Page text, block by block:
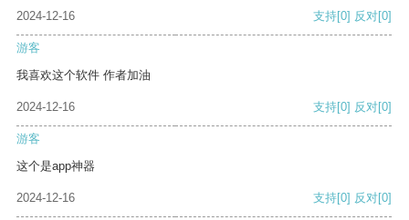
2024-12-16
支持[0] 反对[0]
游客
我喜欢这个软件 作者加油
2024-12-16 支持[0] 反对[0]
游客
这个是app神器
2024-12-16 支持[0] 反对[0]